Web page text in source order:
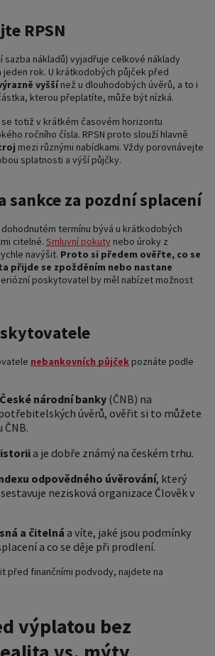
RPSN
sazba nákladů) vyjadřuje celkové náklady
rok. U krátkodobých půjček před
vyššínež u dlouhodobých úvěrů, a to i
kterou přeplatíte, může být nízká.
se totiž v krátkém časovém horizontu
ročního čísla. RPSN proto slouží hlavně
mezi různými nabídkami. Vždy porovnávejte
splatnosti a výší půjčky.
sankce za pozdní splacení
termínu bývá u krátkodobých
citelné. Smluvní pokuty nebo úroky z
navýšit. Proto si předem ověřte, co se
přijde se zpožděním nebo nastane
poskytovatel by měl nabízet možnost
nebankovních půjček poznáte podle
národní banky (ČNB) na
úvěrů, ověřit si to můžete
ČNB.
a je dobře známý na českém trhu.
odpovědného úvěrování, který
nezisková organizace Člověk v
a čitelná a víte, jaké jsou podmínky
a co se děje při prodlení.
před finančními podvody, najdete na
výplatou bez